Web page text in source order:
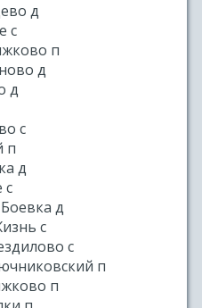
д
с
п
д
д
с
п
д
с
д
с
с
п
п